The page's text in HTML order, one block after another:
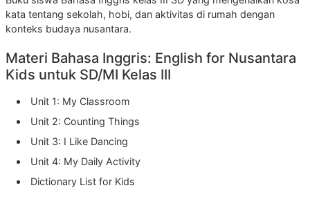
kata tentang sekolah, hobi, dan aktivitas di rumah dengan
konteks budaya nusantara.
Materi Bahasa Inggris: English for Nusantara
Kids untuk SD/MI Kelas III
Unit 1: My Classroom
Unit 2: Counting Things
Unit 3: I Like Dancing
Unit 4: My Daily Activity
Dictionary List for Kids